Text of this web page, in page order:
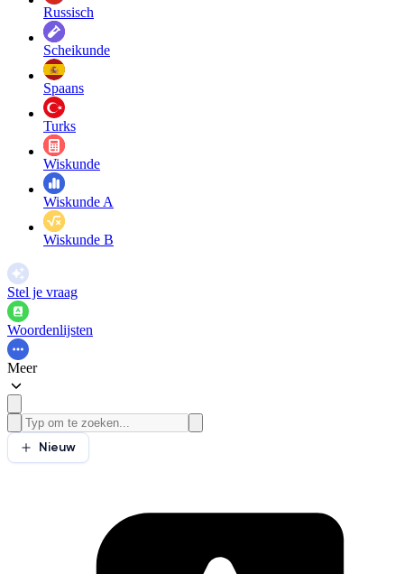
Russisch
Scheikunde
Spaans
Turks
Wiskunde
Wiskunde A
Wiskunde B
Stel je vraag
Woordenlijsten
Meer
Nieuw